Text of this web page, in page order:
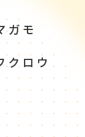
ガモ
クロウ